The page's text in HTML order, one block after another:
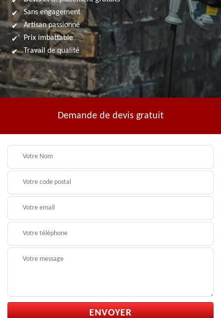
Sans engagement
Artisan passionné
Prix imbattable
Travail de qualité
Demande de devis gratuit